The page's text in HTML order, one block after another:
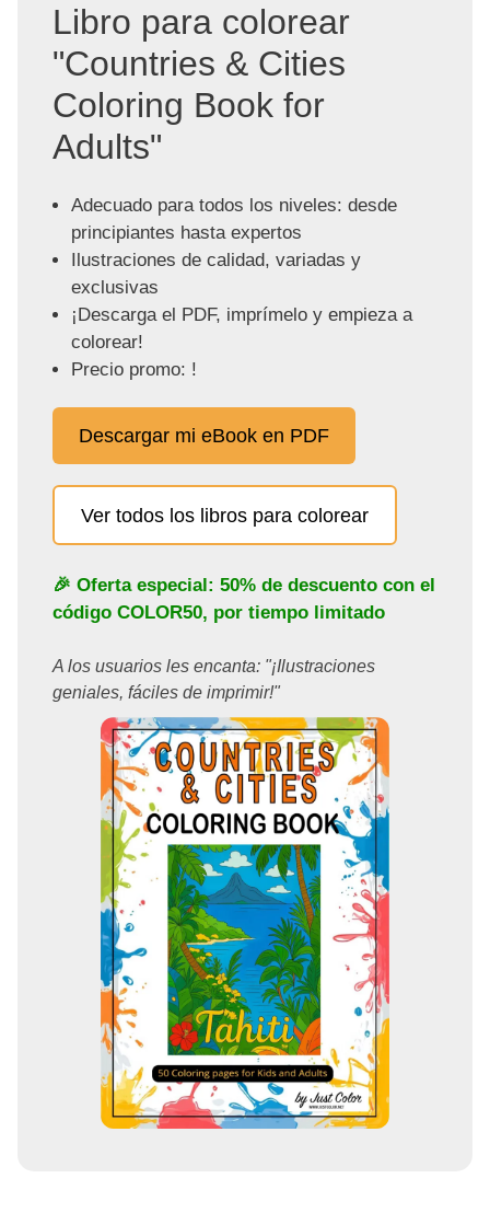
Libro para colorear
"Countries & Cities
Coloring Book for
Adults"
Adecuado para todos los niveles: desde
principiantes hasta expertos
Ilustraciones de calidad, variadas y
exclusivas
¡Descarga el PDF, imprímelo y empieza a
colorear!
Precio promo: !
Descargar mi eBook en PDF
Ver todos los libros para colorear
🎉 Oferta especial: 50% de descuento con el
código COLOR50, por tiempo limitado
A los usuarios les encanta: "¡Ilustraciones
geniales, fáciles de imprimir!"